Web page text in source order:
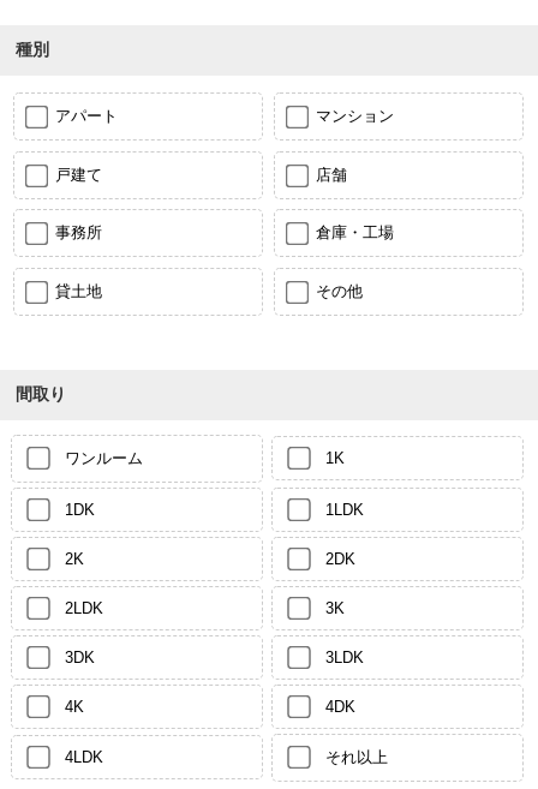
種別
アパート マンション
戸建て 店舗
事務所 倉庫・工場
貸土地 その他
間取り
ワンルーム 1K
1DK 1LDK
2K 2DK
2LDK 3K
3DK 3LDK
4K 4DK
4LDK それ以上